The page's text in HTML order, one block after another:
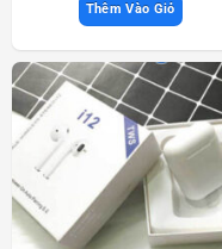
Thêm Vào Giỏ